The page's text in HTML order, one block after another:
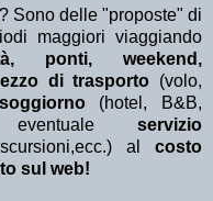
? Sono delle "proposte" di
maggiori viaggiando
ponti, weekend,
di trasporto (volo,
(hotel, B&B,
eventuale servizio
al costo
sul web!